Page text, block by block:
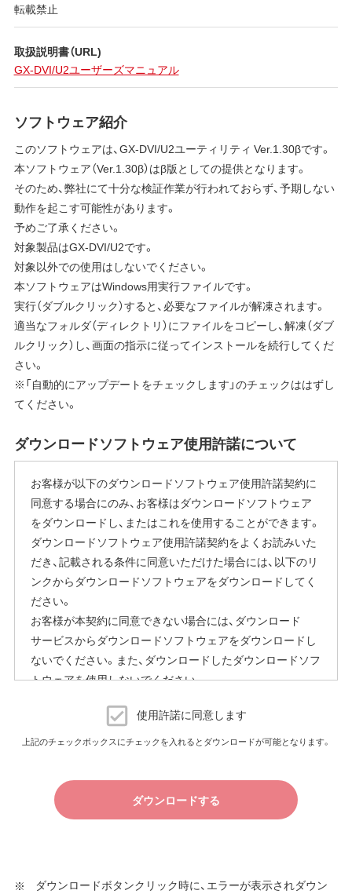
転載禁止
取扱説明書（URL)
GX-DVI/U2ユーザーズマニュアル
ソフトウェア紹介
このソフトウェアは、GX-DVI/U2ユーティリティ Ver.1.30βです。
本ソフトウェア（Ver.1.30β）はβ版としての提供となります。
そのため、弊社にて十分な検証作業が行われておらず、予期しない
動作を起こす可能性があります。
予めご了承ください。
対象製品はGX-DVI/U2です。
対象以外での使用はしないでください。
本ソフトウェアはWindows用実行ファイルです。
実行（ダブルクリック）すると、必要なファイルが解凍されます。
適当なフォルダ（ディレクトリ）にファイルをコピーし、解凍（ダブ
ルクリック）し、画面の指示に従ってインストールを続行してくだ
さい。
※「自動的にアップデートをチェックします」のチェックははずし
てください。
ダウンロードソフトウェア使用許諾について
お客様が以下のダウンロードソフトウェア使用許諾契約に
同意する場合にのみ、お客様はダウンロードソフトウェア
をダウンロードし、またはこれを使用することができます。
ダウンロードソフトウェア使用許諾契約をよくお読みいた
だき、記載される条件に同意いただけた場合には、以下のリ
ンクからダウンロードソフトウェアをダウンロードしてく
ださい。
お客様が本契約に同意できない場合には、ダウンロード
サービスからダウンロードソフトウェアをダウンロードし
ないでください。また、ダウンロードしたダウンロードソフ
トウェアを使用しないでください。
ダウンロードソフトウェア使用許諾契約
（株）バッファロー（以下、弊社といいます）は、お客様がダウ
す）に同意し、ご購入いただいた商品（以下、購入商品といい
ます）について弊社が保証契約に基づく修理を実施する際
の条件である保証契約約款、およびそれに含まれるソフト
社ダウンロードサービスに提供される、全てのソフトウェ
使用許諾に同意します
上記のチェックボックスにチェックを入れるとダウンロードが可能となります。
ダウンロードする
ダウンロードボタンクリック時に、エラーが表示されダウン